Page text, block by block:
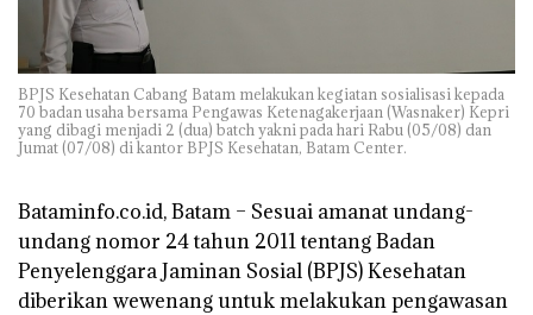
BPJS Kesehatan Cabang Batam melakukan kegiatan sosialisasi kepada
70 badan usaha bersama Pengawas Ketenagakerjaan (Wasnaker) Kepri
yang dibagi menjadi 2 (dua) batch yakni pada hari Rabu (05/08) dan
Jumat (07/08) di kantor BPJS Kesehatan, Batam Center.
Bataminfo.co.id, Batam – Sesuai amanat undang-
undang nomor 24 tahun 2011 tentang Badan
Penyelenggara Jaminan Sosial (BPJS) Kesehatan
diberikan wewenang untuk melakukan pengawasan